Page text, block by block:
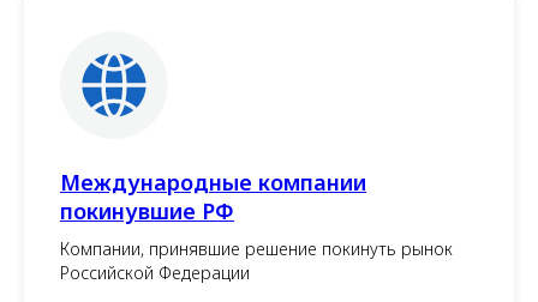
Международные компании
покинувшие РФ
Компании, принявшие решение покинуть рынок
Российской Федерации